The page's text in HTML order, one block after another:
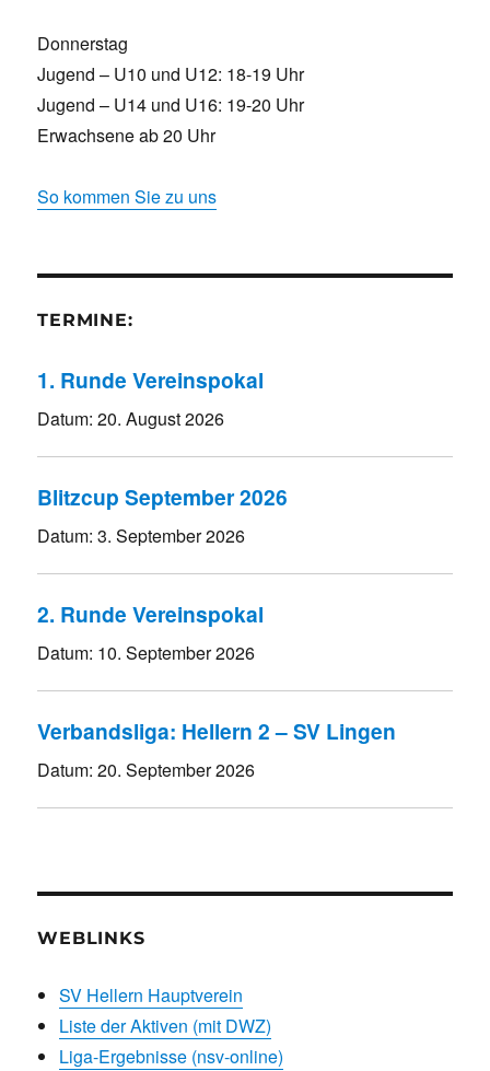
Donnerstag
Jugend – U10 und U12: 18-19 Uhr
Jugend – U14 und U16: 19-20 Uhr
Erwachsene ab 20 Uhr
So kommen Sie zu uns
TERMINE:
1. Runde Vereinspokal
Datum:20. August 2026
Blitzcup September 2026
Datum:3. September 2026
2. Runde Vereinspokal
Datum: 10. September 2026
Verbandsliga: Hellern 2 – SV Lingen
Datum:20. September 2026
WEBLINKS
SV Hellern Hauptverein
Liste der Aktiven (mit DWZ)
Liga-Ergebnisse (nsv-online)